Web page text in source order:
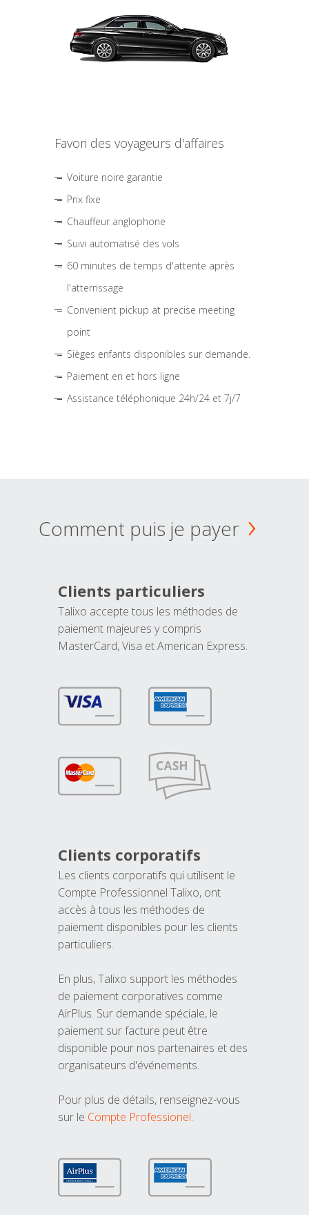
Favori des voyageurs d'affaires
Voiture noire garantie
Prix fixe
Chauffeur anglophone
Suivi automatisé des vols
60 minutes de temps d'attente après
l'atterrissage
Convenient pickup at precise meeting
point
Sièges enfants disponibles sur demande.
Paiement en et hors ligne
Assistance téléphonique 24h/24 et 7j/7
Comment puis je payer
Clients particuliers
Talixo accepte tous les méthodes de
paiement majeures y compris
MasterCard, Visa et American Express.
Clients corporatifs
Les clients corporatifs qui utilisent le
Compte Professionnel Talixo, ont
accès à tous les méthodes de
paiement disponibles pour les clients
particuliers.
En plus, Talixo support les méthodes
de paiement corporatives comme
AirPlus. Sur demande spéciale, le
paiement sur facture peut être
disponible pour nos partenaires et des
organisateurs d'événements.
Pour plus de détails, renseignez-vous
sur le Compte Professionel.